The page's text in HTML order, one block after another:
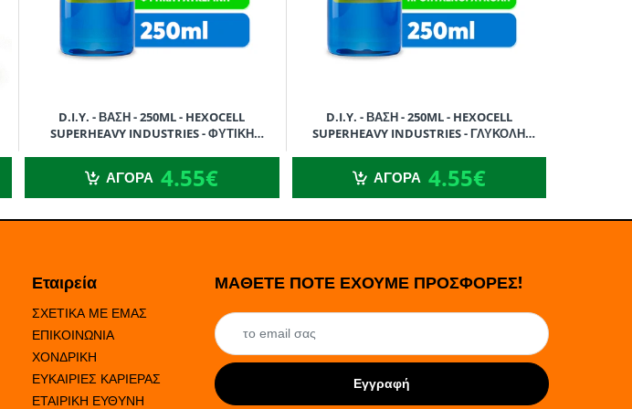
D.I.Y. - ΒΑΣΗ - 250ML - HEXOCELL
SUPERHEAVY INDUSTRIES - ΦΥΤΙΚΗ
4.55€
ΑΓΟΡΑ 4.55€
D.I.Y. - ΒΑΣΗ - 250ML - HEXOCELL
SUPERHEAVY INDUSTRIES - ΓΛΥΚΟΛΗ
4.55€
ΑΓΟΡΑ 4.55€
Εταιρεία
ΣΧΕΤΙΚΑ ΜΕ ΕΜΑΣ
ΕΠΙΚΟΙΝΩΝΙΑ
ΧΟΝΔΡΙΚΗ
ΕΥΚΑΙΡΙΕΣ ΚΑΡΙΕΡΑΣ
ΕΤΑΙΡΙΚΗ ΕΥΘΥΝΗ
ΜΑΘΕΤΕ ΠΟΤΕ ΕΧΟΥΜΕ ΠΡΟΣΦΟΡΕΣ!
Εγγραφή